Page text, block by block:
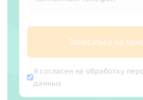
Записаться на
Я согласен на обработку
данных